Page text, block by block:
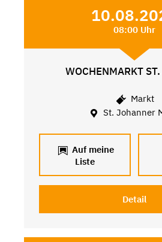
08:00 Uhr
WOCHENMARKT
Markt
St. Johanner
Auf meine
Liste
Detail